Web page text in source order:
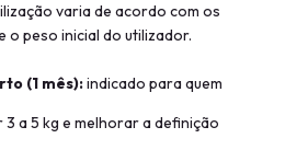
varia de acordo com os
o peso inicial do utilizador.
(1 mês):indicado para quem
3 a 5 kg e melhorar a definição